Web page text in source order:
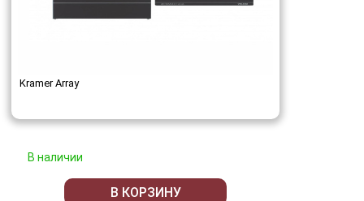
Kramer Array
В наличии
В КОРЗИНУ